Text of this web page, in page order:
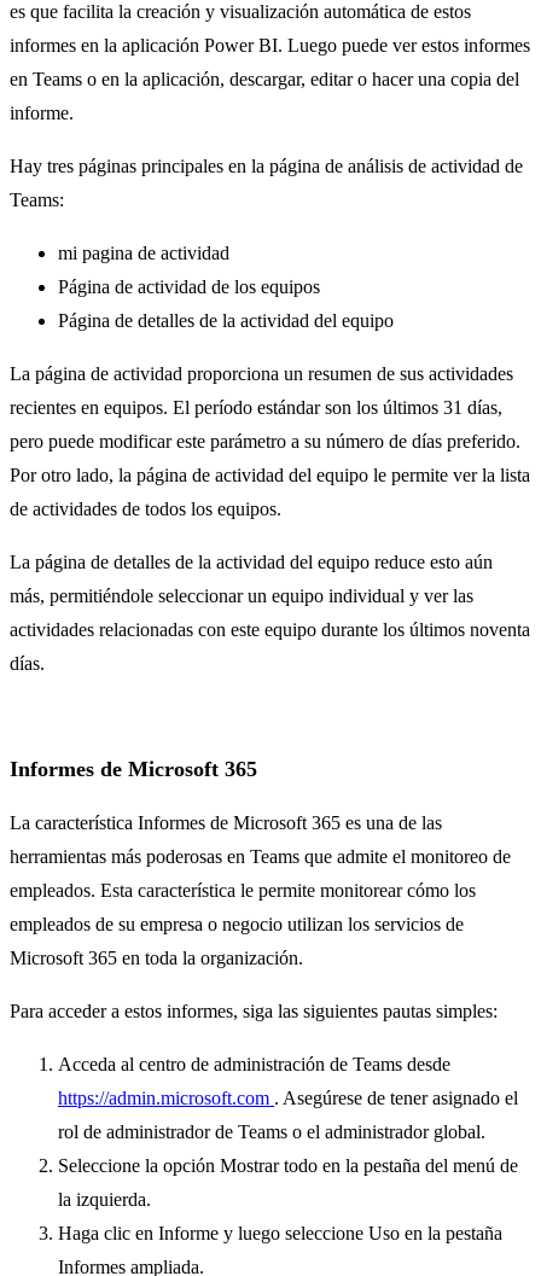
es que facilita la creación y visualización automática de estos
informes en la aplicación Power BI. Luego puede ver estos informes
en Teams o en la aplicación, descargar, editar o hacer una copia del
informe.
Hay tres páginas principales en la página de análisis de actividad de
Teams:
mi pagina de actividad
Página de actividad de los equipos
Página de detalles de la actividad del equipo
La página de actividad proporciona un resumen de sus actividades
recientes en equipos. El período estándar son los últimos 31 días,
pero puede modificar este parámetro a su número de días preferido.
Por otro lado, la página de actividad del equipo le permite ver la lista
de actividades de todos los equipos.
La página de detalles de la actividad del equipo reduce esto aún
más, permitiéndole seleccionar un equipo individual y ver las
actividades relacionadas con este equipo durante los últimos noventa
días.
Informes de Microsoft 365
La característica Informes de Microsoft 365 es una de las
herramientas más poderosas en Teams que admite el monitoreo de
empleados. Esta característica le permite monitorear cómo los
empleados de su empresa o negocio utilizan los servicios de
Microsoft 365 en toda la organización.
Para acceder a estos informes, siga las siguientes pautas simples:
Acceda al centro de administración de Teams desde
https://admin.microsoft.com . Asegúrese de tener asignado el
rol de administrador de Teams o el administrador global.
Seleccione la opción Mostrar todo en la pestaña del menú de
la izquierda.
Haga clic en Informe y luego seleccione Uso en la pestaña
Informes ampliada.